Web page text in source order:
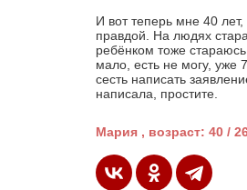
И вот теперь мне 40
правдой. На людях
ребёнком тоже
мало, есть не могу, уже
сесть написать
написала, простите.
Мария , возраст: 40 /